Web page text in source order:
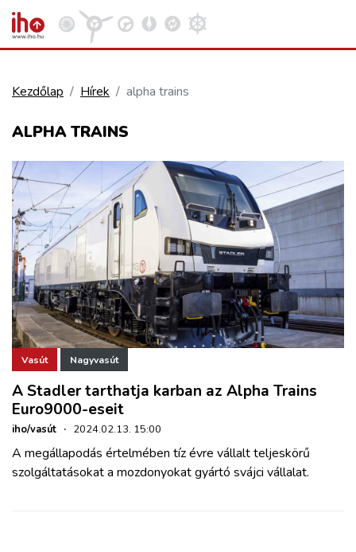
KÖZÚT
REPÜLÉS
KÖZLEKEDÉSFEJLESZTÉS
ELLÁTÁSI LÁNC
ZÖLDÚT
HAJÓZÁS
BLOG
Kezdőlap Hírek alpha trains
ALPHA TRAINS
Vasút Nagyvasút
A Stadler tarthatja karban az Alpha Trains
Euro9000-eseit
iho/vasút · 2024.02.13. 15:00
A megállapodás értelmében tíz évre vállalt teljeskörű
szolgáltatásokat a mozdonyokat gyártó svájci vállalat.